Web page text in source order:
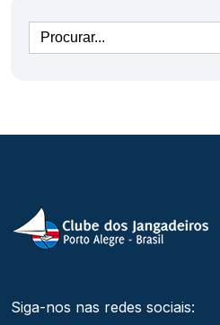
Siga-nos nas redes sociais: